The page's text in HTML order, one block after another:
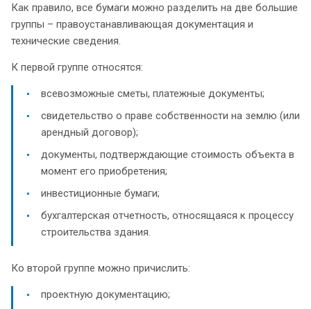
Как правило, все бумаги можно разделить на две большие
группы – правоустанавливающая документация и
технические сведения.
К первой группе относятся:
всевозможные сметы, платежные документы;
свидетельство о праве собственности на землю (или
арендный договор);
документы, подтверждающие стоимость объекта в
момент его приобретения;
инвестиционные бумаги;
бухгалтерская отчетность, относящаяся к процессу
строительства здания.
Ко второй группе можно причислить:
проектную документацию;